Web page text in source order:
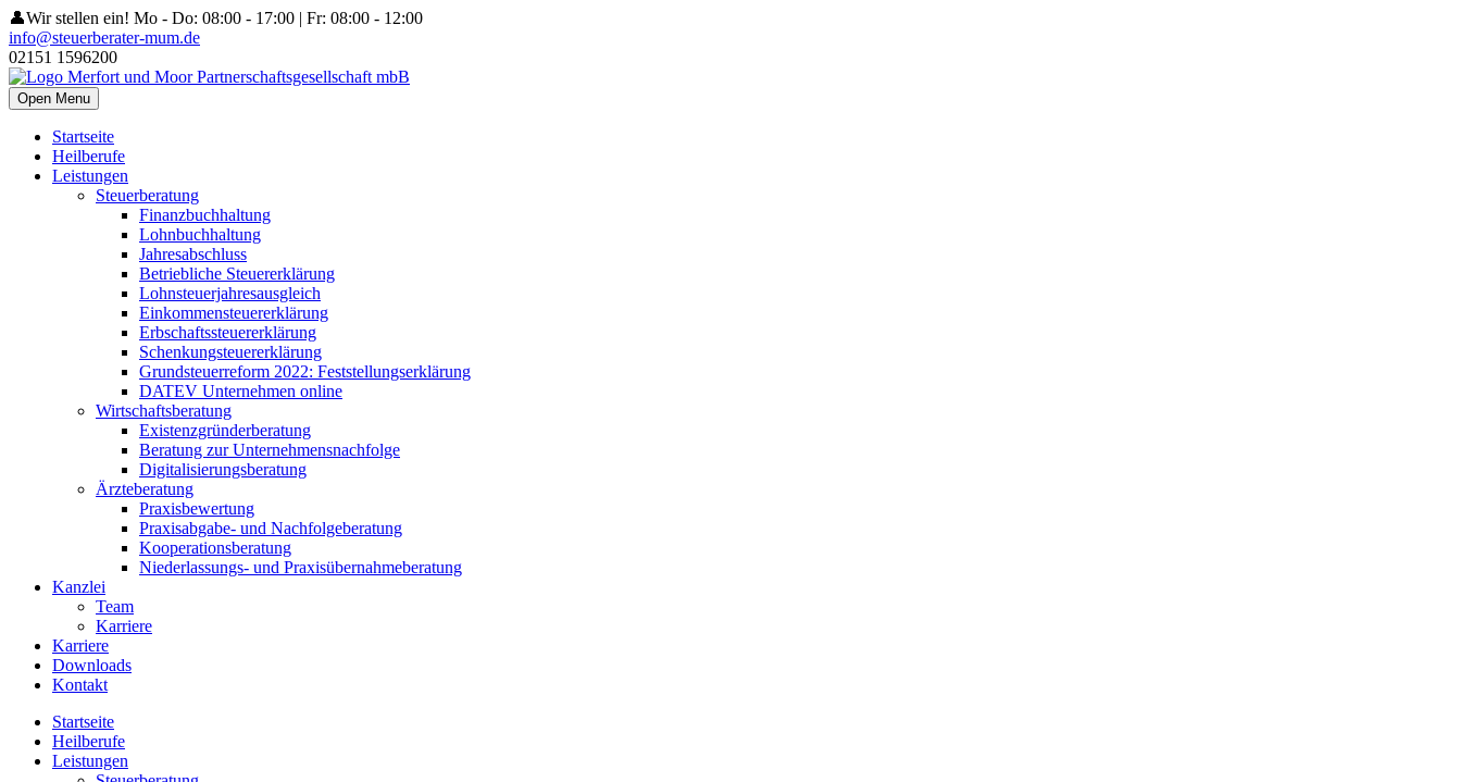
👤Wir stellen ein! Mo - Do: 08:00 - 17:00 | Fr: 08:00 - 12:00
info@steuerberater-mum.de
02151 1596200
Open Menu
Startseite
Heilberufe
Leistungen
Steuerberatung
Finanzbuchhaltung
Lohnbuchhaltung
Jahresabschluss
Betriebliche Steuererklärung
Lohnsteuerjahresausgleich
Einkommensteuererklärung
Erbschaftssteuererklärung
Schenkungsteuererklärung
Grundsteuerreform 2022: Feststellungserklärung
DATEV Unternehmen online
Wirtschaftsberatung
Existenzgründerberatung
Beratung zur Unternehmensnachfolge
Digitalisierungsberatung
Ärzteberatung
Praxisbewertung
Praxisabgabe- und Nachfolgeberatung
Kooperationsberatung
Niederlassungs- und Praxisübernahmeberatung
Kanzlei
Team
Karriere
Karriere
Downloads
Kontakt
Startseite
Heilberufe
Leistungen